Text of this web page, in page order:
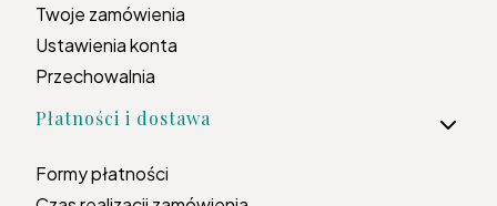
Twoje zamówienia
Ustawienia konta
Przechowalnia
Płatności i dostawa
Formy płatności